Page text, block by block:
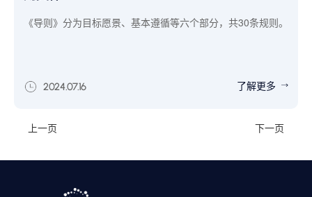
《导则》分为目标愿景、基本遵循等六个部分，共30条规则。
2024.07.16 了解更多
上一页 下一页